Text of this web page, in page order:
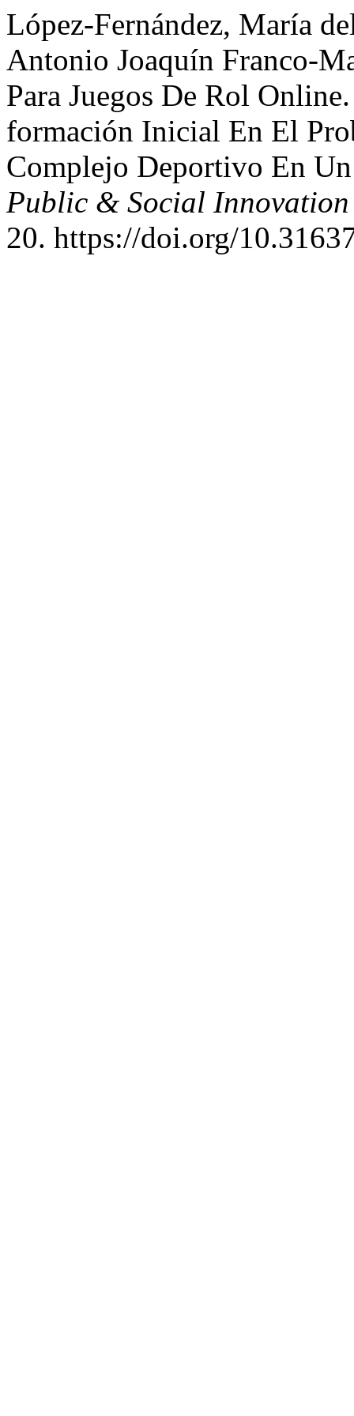
López-Fernández, María
Antonio Joaquín Franco-
Para Juegos De Rol
formación Inicial En El
Complejo Deportivo En
Public & Social Innovation
20. https://doi.org/